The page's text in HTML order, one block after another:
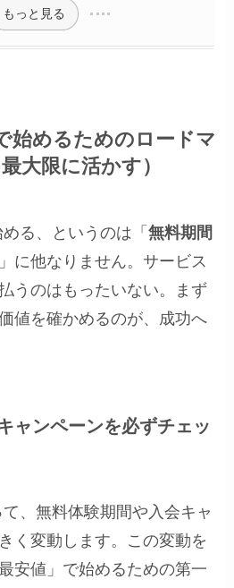
もっと見る
始めるためのロードマ
大限に活かす）
る、というのは「無料期間
」に他なりません。サービス
うのはもったいない。まず
値を確かめるのが、成功へ
ャンペーンを必ずチェッ
、無料体験期間や入会キャ
く変動します。この変動を
安値」で始めるための第一